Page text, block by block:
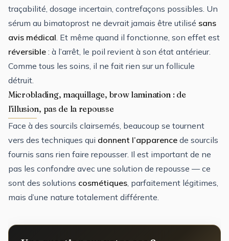
traçabilité, dosage incertain, contrefaçons possibles. Un
sérum au bimatoprost ne devrait jamais être utilisé sans
avis médical . Et même quand il fonctionne, son effet est
réversible : à l’arrêt, le poil revient à son état antérieur.
Comme tous les soins, il ne fait rien sur un follicule
détruit.
Microblading, maquillage, brow lamination : de
l’illusion, pas de la repousse
Face à des sourcils clairsemés, beaucoup se tournent
vers des techniques qui donnent l’apparence de sourcils
fournis sans rien faire repousser. Il est important de ne
pas les confondre avec une solution de repousse — ce
sont des solutions cosmétiques , parfaitement légitimes,
mais d’une nature totalement différente.